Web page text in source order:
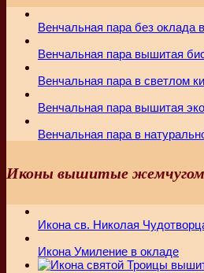
Венчальная пара без оклада
Венчальная пара вышитая
Венчальная пара в светлом
Венчальная пара вышитая
Венчальная пара в
Иконы вышитые жемчугом
Икона св. Николая
Икона Умиление в окладе